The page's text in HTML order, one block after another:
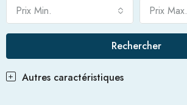
Prix Min. Prix Max.
Rechercher
Autres caractéristiques